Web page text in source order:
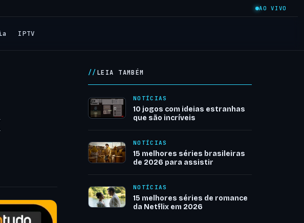
AO VIVO
IPTV
LEIA TAMBÉM
NOTÍCIAS
10 jogos com ideias estranhas
que são incríveis
NOTÍCIAS
15 melhores séries brasileiras
de 2026 para assistir
NOTÍCIAS
15 melhores séries de romance
da Netflix em 2026